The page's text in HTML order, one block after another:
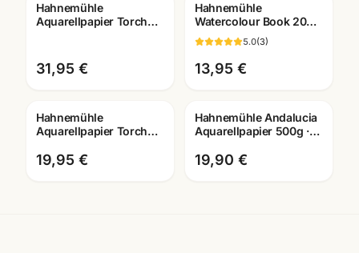
Hahnemühle
Aquarellpapier Torchon
31,95 €
Hahnemühle
Watercolour Book 200g
· 60 Seiten · A4/A5/A6 ·
Aquarellbuch
Mannheim
5.0(3)
13,95 €
Hahnemühle
Aquarellpapier Torchon
Blatt Künstlerbedarf
19,95 €
Hahnemühle Andalucia
Aquarellpapier 500g ·
30x40cm wählbar
19,90 €